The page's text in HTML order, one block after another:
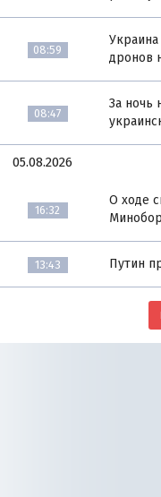
08:59
дронов
08:47
За ночь
05.08.2026
16:32
О ходе
13:43 Путин